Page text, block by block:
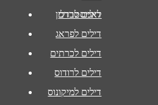
לאמסטרדם
דילים לברלין
דילים לפראג
דילים לכרתים
דילים לרודוס
דילים למיקונוס